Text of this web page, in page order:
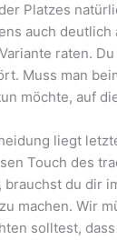
Platzes
auch deutlich
raten.
Muss man
möchte, auf
liegt
Touch des
du dir
machen. Wir
solltest,